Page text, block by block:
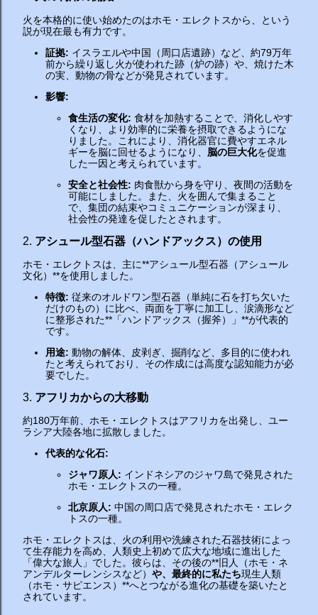
火を本格的に使い始めたのはホモ・エレクトスから、という
説が現在最も有力です。
証拠: イスラエルや中国（周口店遺跡）など、約79万年
前から繰り返し火が使われた跡（炉の跡）や、焼けた木
の実、動物の骨などが発見されています。
影響:
食生活の変化: 食材を加熱することで、消化しやす
くなり、より効率的に栄養を摂取できるようにな
りました。これにより、消化器官に費やすエネル
ギーを脳に回せるようになり、 脳の巨大化を促進
した一因と考えられています。
安全と社会性: 肉食獣から身を守り、夜間の活動を
可能にしました。また、火を囲んで集まること
で、集団の結束やコミュニケーションが深まり、
社会性の発達を促したとされます。
2. アシュール型石器（ハンドアックス）の使用
ホモ・エレクトスは、主に**アシュール型石器（アシュール
文化）**を使用しました。
特徴: 従来のオルドワン型石器（単純に石を打ち欠いた
だけのもの）に比べ、両面を丁寧に加工し、涙滴形など
に整形された**「ハンドアックス（握斧）」**が代表的
です。
用途: 動物の解体、皮剥ぎ、掘削など、多目的に使われ
たと考えられており、その作成には高度な認知能力が必
要でした。
3. アフリカからの大移動
約180万年前、ホモ・エレクトスはアフリカを出発し、ユー
ラシア大陸各地に拡散しました。
代表的な化石:
ジャワ原人: インドネシアのジャワ島で発見された
ホモ・エレクトスの一種。
北京原人: 中国の周口店で発見されたホモ・エレク
トスの一種。
ホモ・エレクトスは、火の利用や洗練された石器技術によっ
て生存能力を高め、人類史上初めて広大な地域に進出した
「偉大な旅人」でした。彼らは、その後の**旧人（ホモ・ネ
アンデルターレンシスなど） や、最終的に私たち現生人類
（ホモ・サピエンス）**へとつながる進化の基礎を築いたと
されています。